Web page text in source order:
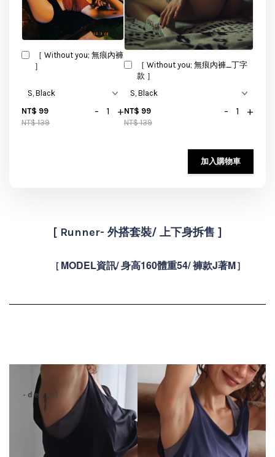
［ Without you; 無痕內褲
］
NT$ 99
NT$ 139
- +
［ Without you; 無痕內褲_丁字
款 ］
NT$ 99
NT$ 139
- +
加入購物車
[ Runner- 外搭套裝/ 上下身拆售 ]
[ MODEL資訊/ 身高160體重54/ 褲款J著M ]